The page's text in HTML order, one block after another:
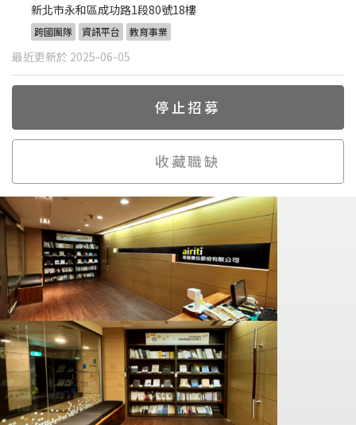
新北市永和區成功路1段80號18樓
跨國團隊 資訊平台 教育事業
最近更新於 2025-06-05
停止招募
收藏職缺